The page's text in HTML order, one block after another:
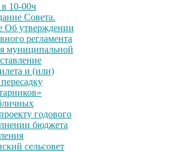
10-00ч
Совета.
Об утверждении
регламента
муниципальной
и (или)
годового
бюджета
сельсовет